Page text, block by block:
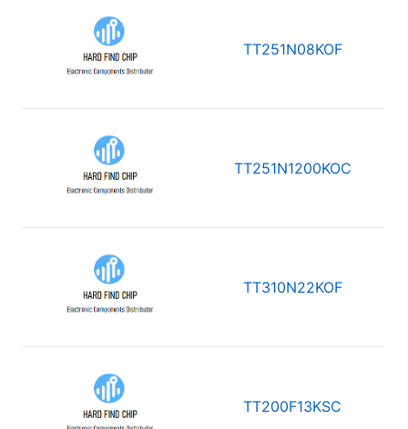
TT251N08KOF
TT251N1200KOC
TT310N22KOF
TT200F13KSC